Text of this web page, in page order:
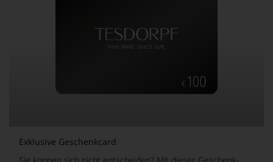
Exklusive Geschenkcard
Sie können sich nicht entscheiden? Mit dieser Geschenk-